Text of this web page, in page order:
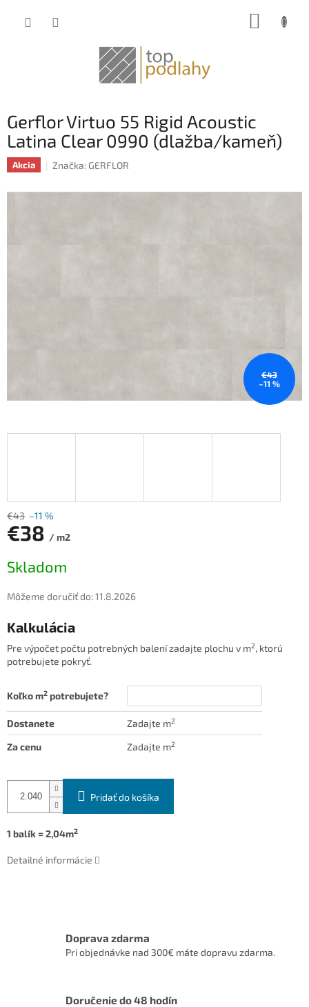
Gerflor Virtuo 55 Rigid Acoustic
Latina Clear 0990 (dlažba/kameň)
Akcia Značka: GERFLOR
€43
–11 %
€43 –11 %
€38 / m2
cena:
Skladom
Môžeme doručiť do:11.8.2026
Kalkulácia
Pre výpočet počtu potrebných balení zadajte plochu v m2, ktorú
potrebujete pokryť.
Koľko m2 potrebujete?
Dostanete Zadajte m2
Za cenu Zadajte m2
Pridať do košíka
1 balík = 2,04m2
Detailné informácie
Doprava zdarma
Pri objednávke nad 300€ máte dopravu zdarma.
Doručenie do 48 hodín